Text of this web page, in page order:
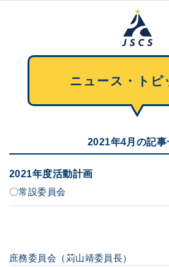
ニュース・トピ
2021年4月の記事
2021年度活動計画
〇常設委員会
庶務委員会（苅山靖委員長）